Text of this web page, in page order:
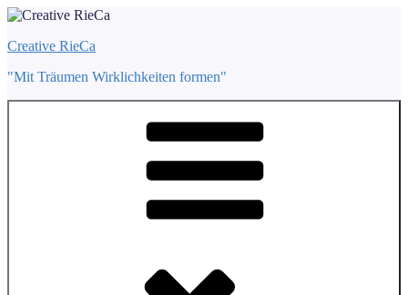
Zum
springen
Creative RieCa
"Mit Träumen Wirklichkeiten formen"